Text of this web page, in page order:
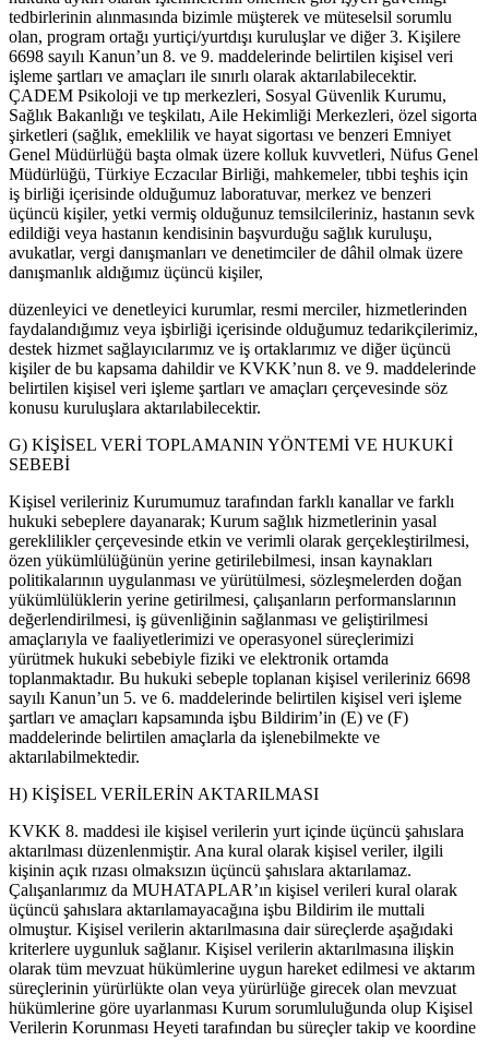
tedbirlerinin alınmasında bizimle müşterek ve müteselsil sorumlu
olan, program ortağı yurtiçi/yurtdışı kuruluşlar ve diğer 3. Kişilere
6698 sayılı Kanun’un 8. ve 9. maddelerinde belirtilen kişisel veri
işleme şartları ve amaçları ile sınırlı olarak aktarılabilecektir.
ÇADEM Psikoloji ve tıp merkezleri, Sosyal Güvenlik Kurumu,
Sağlık Bakanlığı ve teşkilatı, Aile Hekimliği Merkezleri, özel sigorta
şirketleri (sağlık, emeklilik ve hayat sigortası ve benzeri Emniyet
Genel Müdürlüğü başta olmak üzere kolluk kuvvetleri, Nüfus Genel
Müdürlüğü, Türkiye Eczacılar Birliği, mahkemeler, tıbbi teşhis için
iş birliği içerisinde olduğumuz laboratuvar, merkez ve benzeri
üçüncü kişiler, yetki vermiş olduğunuz temsilcileriniz, hastanın sevk
edildiği veya hastanın kendisinin başvurduğu sağlık kuruluşu,
avukatlar, vergi danışmanları ve denetimciler de dâhil olmak üzere
danışmanlık aldığımız üçüncü kişiler,
düzenleyici ve denetleyici kurumlar, resmi merciler, hizmetlerinden
faydalandığımız veya işbirliği içerisinde olduğumuz tedarikçilerimiz,
destek hizmet sağlayıcılarımız ve iş ortaklarımız ve diğer üçüncü
kişiler de bu kapsama dahildir ve KVKK’nun 8. ve 9. maddelerinde
belirtilen kişisel veri işleme şartları ve amaçları çerçevesinde söz
konusu kuruluşlara aktarılabilecektir.
G) KİŞİSEL VERİ TOPLAMANIN YÖNTEMİ VE HUKUKİ
SEBEBİ
Kişisel verileriniz Kurumumuz tarafından farklı kanallar ve farklı
hukuki sebeplere dayanarak; Kurum sağlık hizmetlerinin yasal
gereklilikler çerçevesinde etkin ve verimli olarak gerçekleştirilmesi,
özen yükümlülüğünün yerine getirilebilmesi, insan kaynakları
politikalarının uygulanması ve yürütülmesi, sözleşmelerden doğan
yükümlülüklerin yerine getirilmesi, çalışanların performanslarının
değerlendirilmesi, iş güvenliğinin sağlanması ve geliştirilmesi
amaçlarıyla ve faaliyetlerimizi ve operasyonel süreçlerimizi
yürütmek hukuki sebebiyle fiziki ve elektronik ortamda
toplanmaktadır. Bu hukuki sebeple toplanan kişisel verileriniz 6698
sayılı Kanun’un 5. ve 6. maddelerinde belirtilen kişisel veri işleme
şartları ve amaçları kapsamında işbu Bildirim’in (E) ve (F)
maddelerinde belirtilen amaçlarla da işlenebilmekte ve
aktarılabilmektedir.
H) KİŞİSEL VERİLERİN AKTARILMASI
KVKK 8. maddesi ile kişisel verilerin yurt içinde üçüncü şahıslara
aktarılması düzenlenmiştir. Ana kural olarak kişisel veriler, ilgili
kişinin açık rızası olmaksızın üçüncü şahıslara aktarılamaz.
Çalışanlarımız da MUHATAPLAR’ın kişisel verileri kural olarak
üçüncü şahıslara aktarılamayacağına işbu Bildirim ile muttali
olmuştur. Kişisel verilerin aktarılmasına dair süreçlerde aşağıdaki
kriterlere uygunluk sağlanır. Kişisel verilerin aktarılmasına ilişkin
olarak tüm mevzuat hükümlerine uygun hareket edilmesi ve aktarım
süreçlerinin yürürlükte olan veya yürürlüğe girecek olan mevzuat
hükümlerine göre uyarlanması Kurum sorumluluğunda olup Kişisel
Verilerin Korunması Heyeti tarafından bu süreçler takip ve koordine